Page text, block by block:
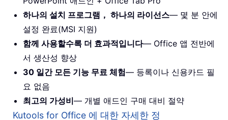
하나의 설치 프로그램， 하나의 라이선스— 몇 분 안에
설정 완료(MSI 지원)
함께 사용할수록 더 효과적입니다— Office 앱 전반에
서 생산성 향상
30 일간 모든 기능 무료 체험— 등록이나 신용카드 필
요 없음
최고의 가성비— 개별 애드인 구매 대비 절약
Kutools for Office 에 대한 자세한 정